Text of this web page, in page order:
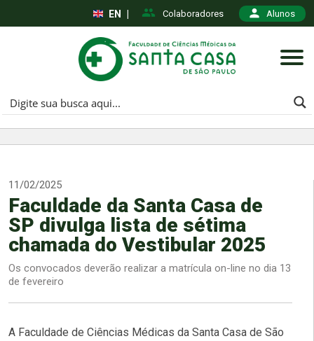
Colaboradores Alunos
EN
11/02/2025
Faculdade da Santa Casa de
SP divulga lista de sétima
chamada do Vestibular 2025
Os convocados deverão realizar a matrícula on-line no dia 13
de fevereiro
A Faculdade de Ciências Médicas da Santa Casa de São